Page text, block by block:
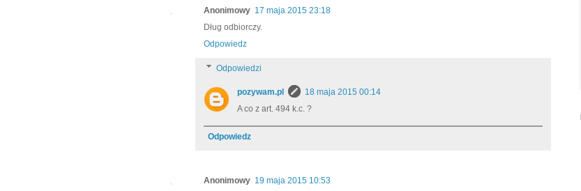
Anonimowy 17 maja 2015 23:18
Dług odbiorczy.
Odpowiedz
Odpowiedzi
pozywam.pl
18 maja 2015 00:14
A co z art. 494 k.c. ?
Odpowiedz
Anonimowy 19 maja 2015 10:53